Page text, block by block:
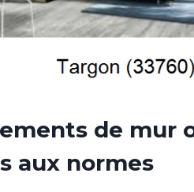
de mur
aux normes